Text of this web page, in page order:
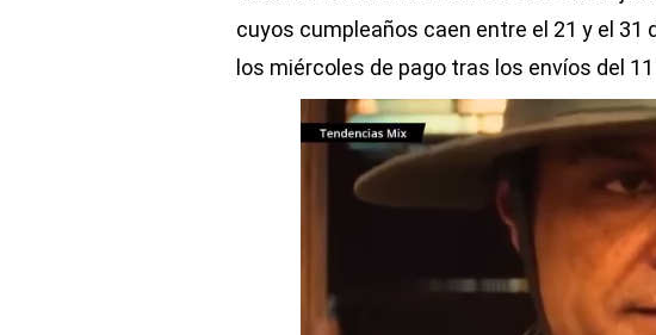
cuyos cumpleaños caen entre el 21 y el 31
los miércoles de pago tras los envíos del